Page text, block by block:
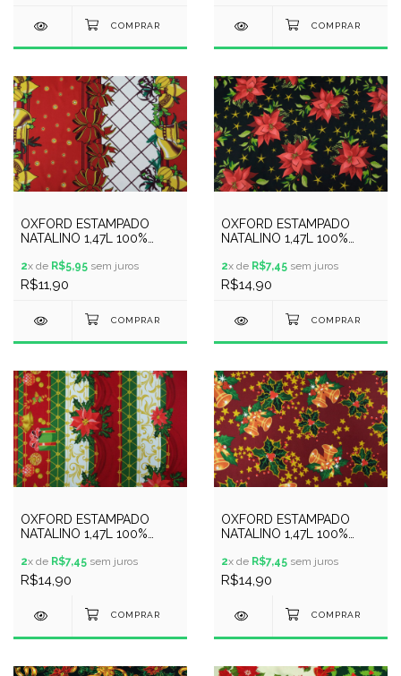
OXFORD ESTAMPADO
NATALINO 1,47L 100%
2x de R$5,95 sem juros
R$11,90
OXFORD ESTAMPADO
NATALINO 1,47L 100%
2x de R$7,45 sem juros
R$14,90
OXFORD ESTAMPADO
NATALINO 1,47L 100%
2x de R$7,45 sem juros
R$14,90
OXFORD ESTAMPADO
NATALINO 1,47L 100%
2x de R$7,45 sem juros
R$14,90